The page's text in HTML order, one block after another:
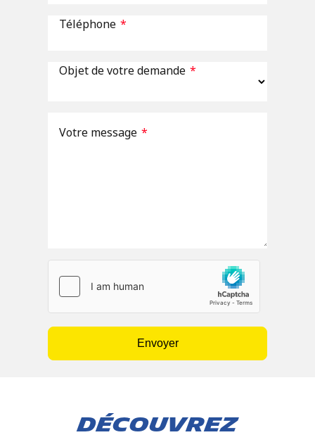
Téléphone *
Objet de votre demande *
Votre message *
Envoyer
Découvrez